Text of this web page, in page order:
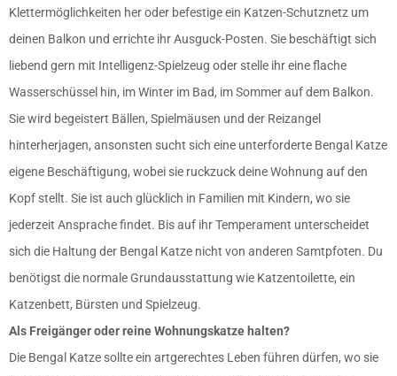
Klettermöglichkeiten her oder befestige ein Katzen-Schutznetz um
deinen Balkon und errichte ihr Ausguck-Posten. Sie beschäftigt sich
liebend gern mit Intelligenz-Spielzeug oder stelle ihr eine flache
Wasserschüssel hin, im Winter im Bad, im Sommer auf dem Balkon.
Sie wird begeistert Bällen, Spielmäusen und der Reizangel
hinterherjagen, ansonsten sucht sich eine unterforderte Bengal Katze
eigene Beschäftigung, wobei sie ruckzuck deine Wohnung auf den
Kopf stellt. Sie ist auch glücklich in Familien mit Kindern, wo sie
jederzeit Ansprache findet. Bis auf ihr Temperament unterscheidet
sich die Haltung der Bengal Katze nicht von anderen Samtpfoten. Du
benötigst die normale Grundausstattung wie Katzentoilette, ein
Katzenbett, Bürsten und Spielzeug.
Als Freigänger oder reine Wohnungskatze halten?
Die Bengal Katze sollte ein artgerechtes Leben führen dürfen, wo sie